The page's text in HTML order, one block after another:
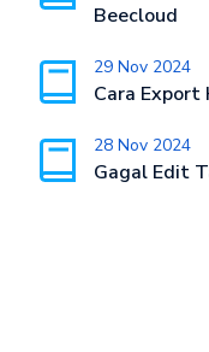
Beecloud
29 Nov 2024
Cara Export
28 Nov 2024
Gagal Edit